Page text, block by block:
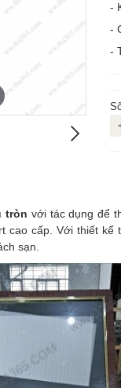
-
-
-
tròn với tác dụng để
cao cấp. Với thiết
sạn.